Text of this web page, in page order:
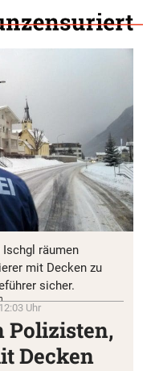
räumen
mit Decken zu
sicher.
Uhr
Polizisten,
Decken